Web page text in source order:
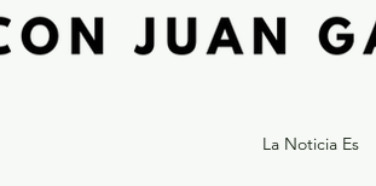
La Noticia Es